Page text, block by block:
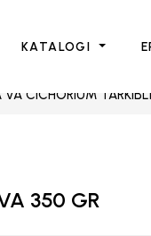
KATALOGI
VA CICHORIUM
350 GR